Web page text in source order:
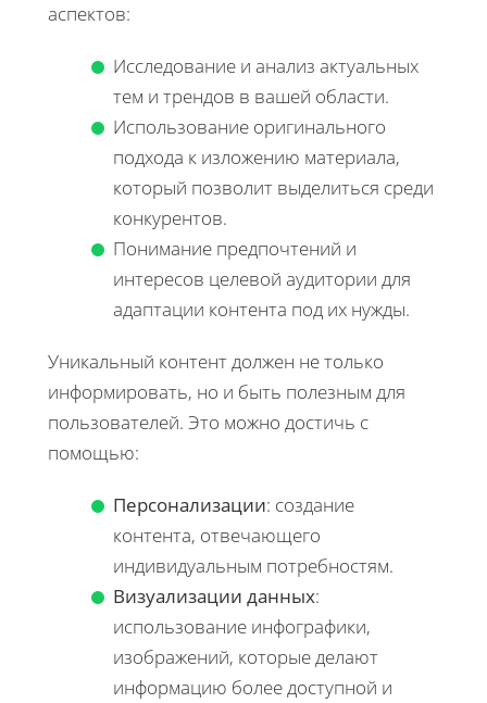
аспектов:
Исследование и анализ актуальных
тем и трендов в вашей области.
Использование оригинального
подхода к изложению материала,
который позволит выделиться среди
конкурентов.
Понимание предпочтений и
интересов целевой аудитории для
адаптации контента под их нужды.
Уникальный контент должен не только
информировать, но и быть полезным для
пользователей. Это можно достичь с
помощью:
Персонализации: создание
контента, отвечающего
индивидуальным потребностям.
Визуализации данных:
использование инфографики,
изображений, которые делают
информацию более доступной и